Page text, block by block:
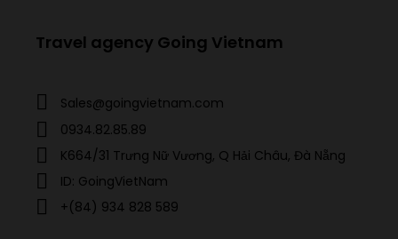
Travel agency Going Vietnam
Sales@goingvietnam.com
0934.82.85.89
K664/31 Trưng Nữ Vương, Q Hải Châu, Đà Nẵng
ID: GoingVietNam
+(84) 934 828 589